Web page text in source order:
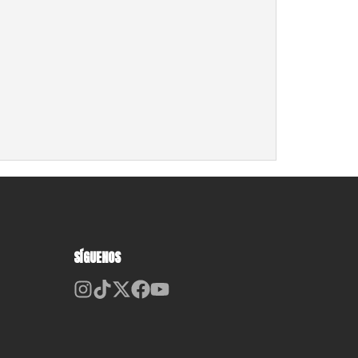
SÍGUENOS